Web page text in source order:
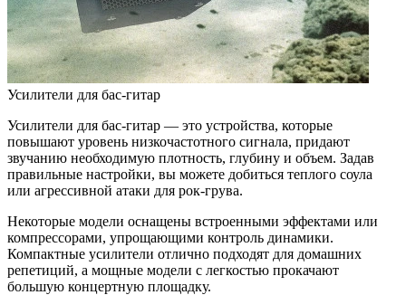
Усилители для бас-гитар
Усилители для бас-гитар — это устройства, которые
повышают уровень низкочастотного сигнала, придают
звучанию необходимую плотность, глубину и объем. Задав
правильные настройки, вы можете добиться теплого соула
или агрессивной атаки для рок-грува.
Некоторые модели оснащены встроенными эффектами или
компрессорами, упрощающими контроль динамики.
Компактные усилители отлично подходят для домашних
репетиций, а мощные модели с легкостью прокачают
большую концертную площадку.